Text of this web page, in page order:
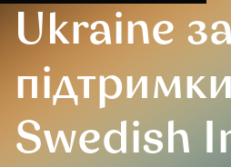
Ukraine
підтримки
Swedish